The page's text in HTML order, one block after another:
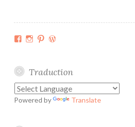
Facebook
Instagram
Pinterest
Traduction
Powered by Translate